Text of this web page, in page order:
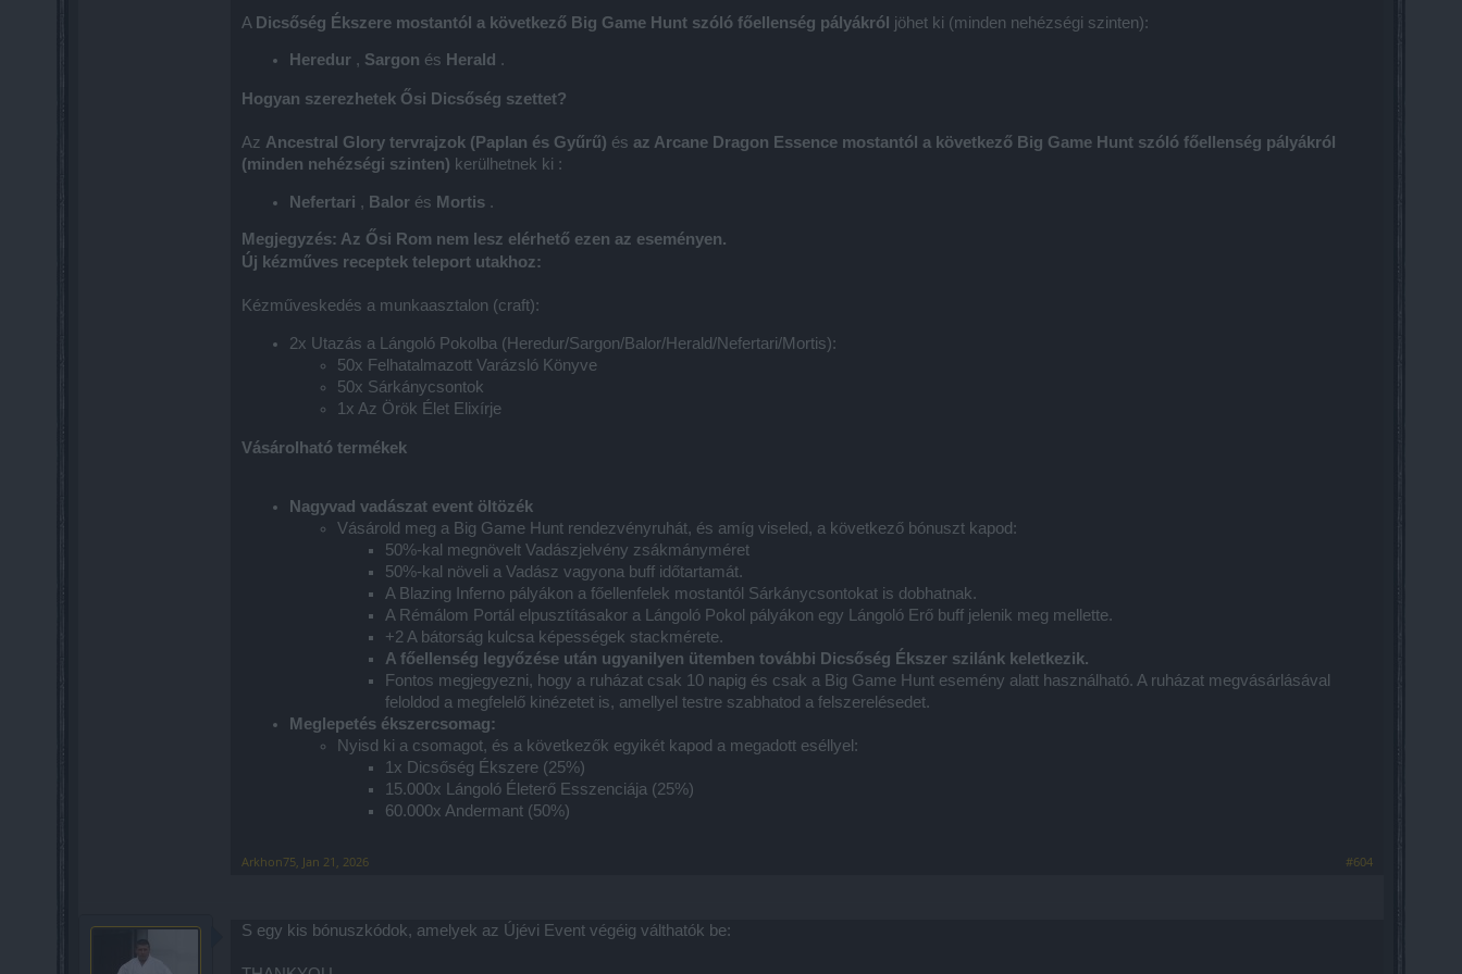
A Dicsőség Ékszere mostantól a következő Big Game Hunt szóló főellenség pályákról jöhet ki (minden nehézségi szinten):
Heredur , Sargon és Herald .
Hogyan szerezhetek Ősi Dicsőség szettet?
Az Ancestral Glory tervrajzok (Paplan és Gyűrű) és az Arcane Dragon Essence mostantól a következő Big Game Hunt szóló főellenség pályákról
(minden nehézségi szinten) kerülhetnek ki :
Nefertari , Balor és Mortis .
Megjegyzés: Az Ősi Rom nem lesz elérhető ezen az eseményen.
Új kézműves receptek teleport utakhoz:
Kézműveskedés a munkaasztalon (craft):
2x Utazás a Lángoló Pokolba (Heredur/Sargon/Balor/Herald/Nefertari/Mortis):
50x Felhatalmazott Varázsló Könyve
50x Sárkánycsontok
1x Az Örök Élet Elixírje
Vásárolható termékek
Nagyvad vadászat event öltözék
Vásárold meg a Big Game Hunt rendezvényruhát, és amíg viseled, a következő bónuszt kapod:
50%-kal megnövelt Vadászjelvény zsákmányméret
50%-kal növeli a Vadász vagyona buff időtartamát.
A Blazing Inferno pályákon a főellenfelek mostantól Sárkánycsontokat is dobhatnak.
A Rémálom Portál elpusztításakor a Lángoló Pokol pályákon egy Lángoló Erő buff jelenik meg mellette.
+2 A bátorság kulcsa képességek stackmérete.
A főellenség legyőzése után ugyanilyen ütemben további Dicsőség Ékszer szilánk keletkezik.
Fontos megjegyezni, hogy a ruházat csak 10 napig és csak a Big Game Hunt esemény alatt használható. A ruházat megvásárlásával
feloldod a megfelelő kinézetet is, amellyel testre szabhatod a felszerelésedet.
Meglepetés ékszercsomag:
Nyisd ki a csomagot, és a következők egyikét kapod a megadott eséllyel:
1x Dicsőség Ékszere (25%)
15.000x Lángoló Életerő Esszenciája (25%)
60.000x Andermant (50%)
Arkhon75 Jan 21, 2026 #604
S egy kis bónuszkódok, amelyek az Újévi Event végéig válthatók be: